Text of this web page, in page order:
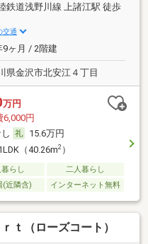
鉄道浅野川線 上諸江駅 徒歩
交通
9ヶ月 / 2階建
県金沢市北安江４丁目
万円
6,000円
15.6万円
（40.26m2）
らし
二人暮らし
(近隣含) インターネット無料
ｔ（ローズコート）